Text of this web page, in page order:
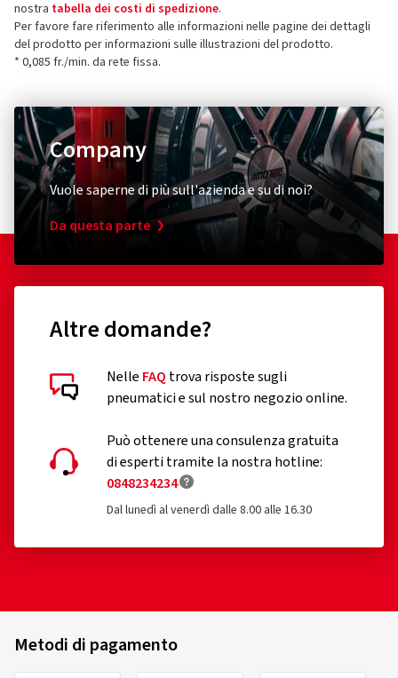
nostra tabella dei costi di spedizione.
Per favore fare riferimento alle informazioni nelle pagine dei dettagli
del prodotto per informazioni sulle illustrazioni del prodotto.
* 0,085 fr./min. da rete fissa.
Company
Vuole saperne di più sull'azienda e su di noi?
Da questa parte
Altre domande?
Nelle FAQ trova risposte sugli
pneumatici e sul nostro negozio online.
Può ottenere una consulenza gratuita
di esperti tramite la nostra hotline:
0848234234
Dal lunedì al venerdì dalle 8.00 alle 16.30
Metodi di pagamento